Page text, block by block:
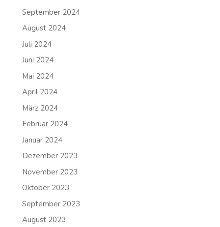
September 2024
August 2024
Juli 2024
Juni 2024
Mai 2024
April 2024
März 2024
Februar 2024
Januar 2024
Dezember 2023
November 2023
Oktober 2023
September 2023
August 2023